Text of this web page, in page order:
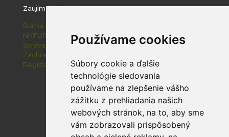
Používame cookies
Súbory cookie a ďalšie
technológie sledovania
používame na zlepšenie vášho
zážitku z prehliadania našich
webových stránok, na to, aby sme
vám zobrazovali prispôsobený
Zaujímavé stránky
Štátna ochrana prírody SR
NATURA 2000
Správa slovenských jaskýň
Záchranná stanica pre zranené živočíchy Zázrivá
Register ponúkaného majetku štátu